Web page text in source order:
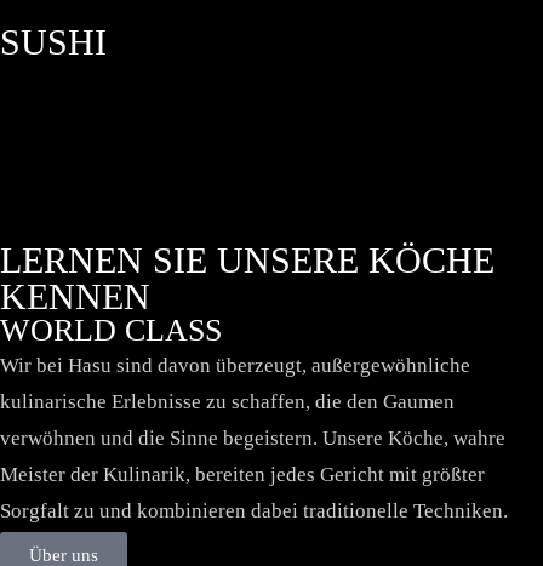
SUSHI
LERNEN SIE UNSERE KÖCHE
KENNEN
WORLD CLASS
Wir bei Hasu sind davon überzeugt, außergewöhnliche
kulinarische Erlebnisse zu schaffen, die den Gaumen
verwöhnen und die Sinne begeistern. Unsere Köche, wahre
Meister der Kulinarik, bereiten jedes Gericht mit größter
Sorgfalt zu und kombinieren dabei traditionelle Techniken.
Über uns